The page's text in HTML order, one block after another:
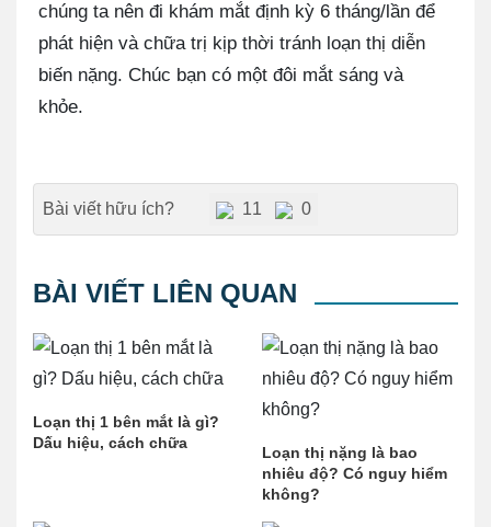
chúng ta nên đi khám mắt định kỳ 6 tháng/lần để
phát hiện và chữa trị kịp thời tránh loạn thị diễn
biến nặng. Chúc bạn có một đôi mắt sáng và
khỏe.
Bài viết hữu ích? 11 0
BÀI VIẾT LIÊN QUAN
Loạn thị 1 bên mắt là gì?
Dấu hiệu, cách chữa
Loạn thị nặng là bao
nhiêu độ? Có nguy hiểm
không?